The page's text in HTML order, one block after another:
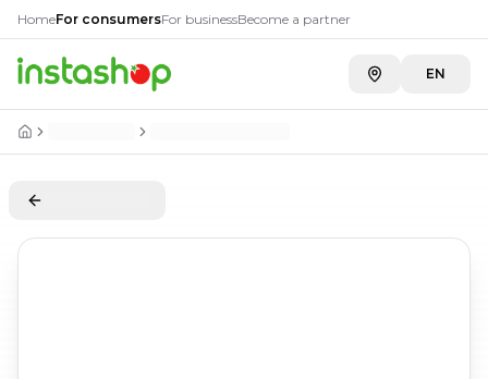
HomeFor consumersFor businessBecome a partner
EN